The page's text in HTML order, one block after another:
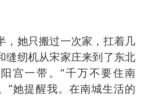
，她只搬过一次家，扛着几
缝纫机从宋家庄来到了东北
宫一带。“千万不要住南
”她提醒我。在南城生活的